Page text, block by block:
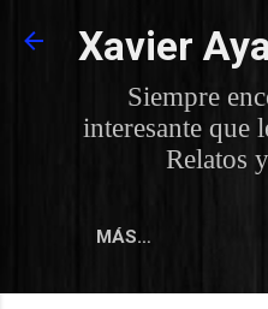
Ir al
Xavier
Siempre
interesante que
Relatos
MÁS…